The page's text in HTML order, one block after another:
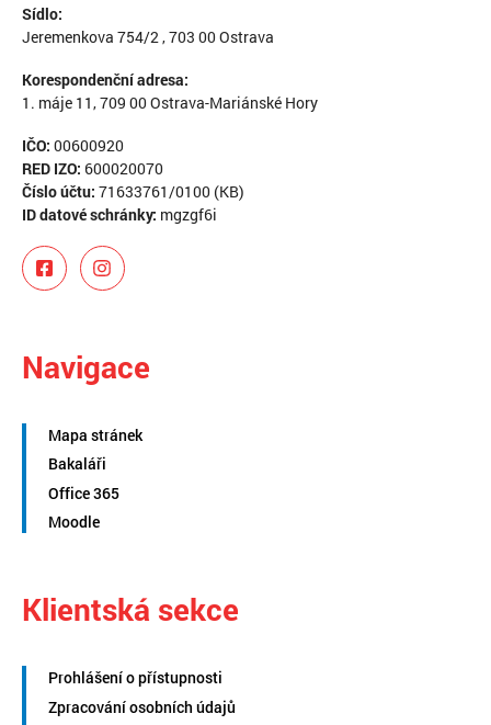
Sídlo:
Jeremenkova 754/2 , 703 00 Ostrava
Korespondenční adresa:
1. máje 11, 709 00 Ostrava-Mariánské Hory
IČO: 00600920
RED IZO: 600020070
Číslo účtu: 71633761/0100 (KB)
ID datové schránky: mgzgf6i
Navigace
Mapa stránek
Bakaláři
Office 365
Moodle
Klientská sekce
Prohlášení o přístupnosti
Zpracování osobních údajů